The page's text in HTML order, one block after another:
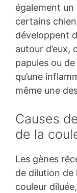
également
certains
développent
autour
papules ou
qu’une
même une
Causes
de la
Les gènes
de dilution de
couleur